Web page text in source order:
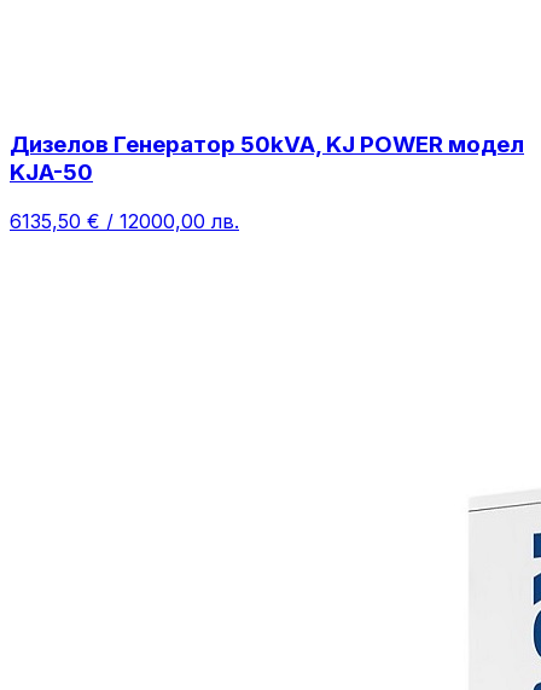
Дизелов Генератор 50kVA, KJ POWER модел
KJA-50
6135,50 € / 12000,00 лв.